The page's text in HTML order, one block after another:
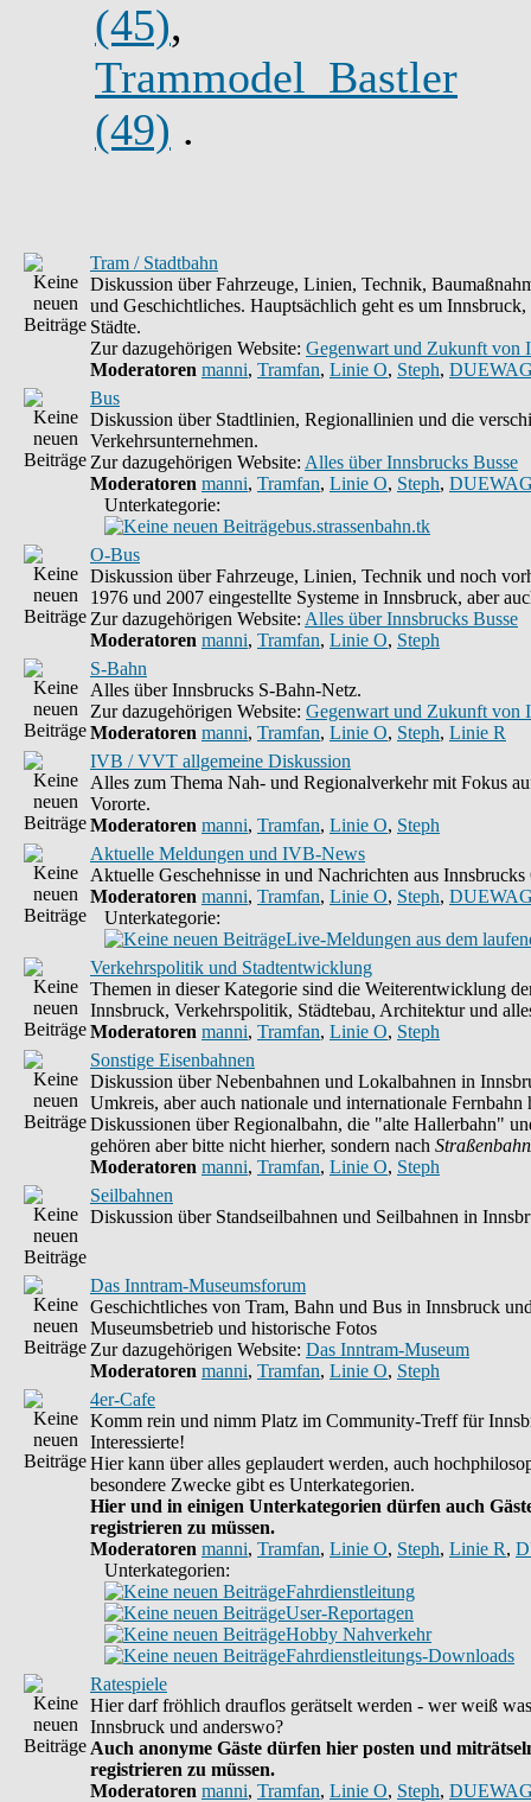
(45),
Trammodel_Bastler
(49) .
Tram / Stadtbahn
Diskussion über Fahrzeuge, Linien, Technik,
und Geschichtliches. Hauptsächlich geht es um Innsbruck,
Städte.
Zur dazugehörigen Website: Gegenwart und Zukunft von
Moderatoren manni, Tramfan, Linie O, Steph,
Bus
Diskussion über Stadtlinien, Regionallinien und die
Verkehrsunternehmen.
Zur dazugehörigen Website: Alles über Innsbrucks Busse
Moderatoren manni, Tramfan, Linie O, Steph,
Unterkategorie:
bus.strassenbahn.tk
O-Bus
Diskussion über Fahrzeuge, Linien, Technik und noch
1976 und 2007 eingestellte Systeme in Innsbruck, aber
Zur dazugehörigen Website: Alles über Innsbrucks Busse
Moderatoren manni, Tramfan, Linie O, Steph
S-Bahn
Alles über Innsbrucks S-Bahn-Netz.
Zur dazugehörigen Website: Gegenwart und Zukunft von
Moderatoren manni, Tramfan, Linie O, Steph, Linie R
IVB / VVT allgemeine Diskussion
Alles zum Thema Nah- und Regionalverkehr mit Fokus
Vororte.
Moderatoren manni, Tramfan, Linie O, Steph
Aktuelle Meldungen und IVB-News
Aktuelle Geschehnisse in und Nachrichten aus
Moderatoren manni, Tramfan, Linie O, Steph,
Unterkategorie:
Live-Meldungen aus dem
Verkehrspolitik und Stadtentwicklung
Themen in dieser Kategorie sind die Weiterentwicklung
Innsbruck, Verkehrspolitik, Städtebau, Architektur und
Moderatoren manni, Tramfan, Linie O, Steph
Sonstige Eisenbahnen
Diskussion über Nebenbahnen und Lokalbahnen in
Umkreis, aber auch nationale und internationale Fernbahn
Diskussionen über Regionalbahn, die "alte Hallerbahn"
gehören aber bitte nicht hierher, sondern nach
Moderatoren manni, Tramfan, Linie O, Steph
Seilbahnen
Diskussion über Standseilbahnen und Seilbahnen in
Das Inntram-Museumsforum
Geschichtliches von Tram, Bahn und Bus in Innsbruck
Museumsbetrieb und historische Fotos
Zur dazugehörigen Website: Das Inntram-Museum
Moderatoren manni, Tramfan, Linie O, Steph
4er-Cafe
Komm rein und nimm Platz im Community-Treff für
Interessierte!
Hier kann über alles geplaudert werden, auch
besondere Zwecke gibt es Unterkategorien.
Hier und in einigen Unterkategorien dürfen auch
registrieren zu müssen.
Moderatoren manni, Tramfan, Linie O, Steph, Linie R,
Unterkategorien:
Fahrdienstleitung
User-Reportagen
Hobby Nahverkehr
Fahrdienstleitungs-Downloads
Ratespiele
Hier darf fröhlich drauflos gerätselt werden - wer weiß
Innsbruck und anderswo?
Auch anonyme Gäste dürfen hier posten und
registrieren zu müssen.
Moderatoren manni, Tramfan, Linie O, Steph,